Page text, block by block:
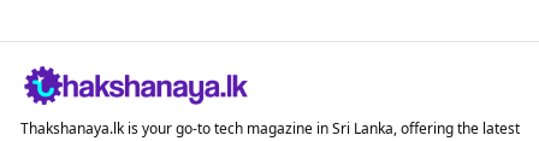
Thakshanaya.lk is your go-to tech magazine in Sri Lanka, offering the latest